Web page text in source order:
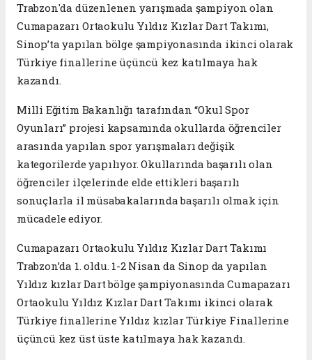
Trabzon'da düzenlenen yarışmada şampiyon olan
Cumapazarı Ortaokulu Yıldız Kızlar Dart Takımı,
Sinop’ta yapılan bölge şampiyonasında ikinci olarak
Türkiye finallerine üçüncü kez katılmaya hak
kazandı.
Milli Eğitim Bakanlığı tarafından “Okul Spor
Oyunları” projesi kapsamında okullarda öğrenciler
arasında yapılan spor yarışmaları değişik
kategorilerde yapılıyor. Okullarında başarılı olan
öğrenciler ilçelerinde elde ettikleri başarılı
sonuçlarla il müsabakalarında başarılı olmak için
mücadele ediyor.
Cumapazarı Ortaokulu Yıldız Kızlar Dart Takımı
Trabzon’da 1. oldu. 1-2 Nisan da Sinop da yapılan
Yıldız kızlar Dart bölge şampiyonasında Cumapazarı
Ortaokulu Yıldız Kızlar Dart Takımı ikinci olarak
Türkiye finallerine Yıldız kızlar Türkiye Finallerine
üçüncü kez üst üste katılmaya hak kazandı.